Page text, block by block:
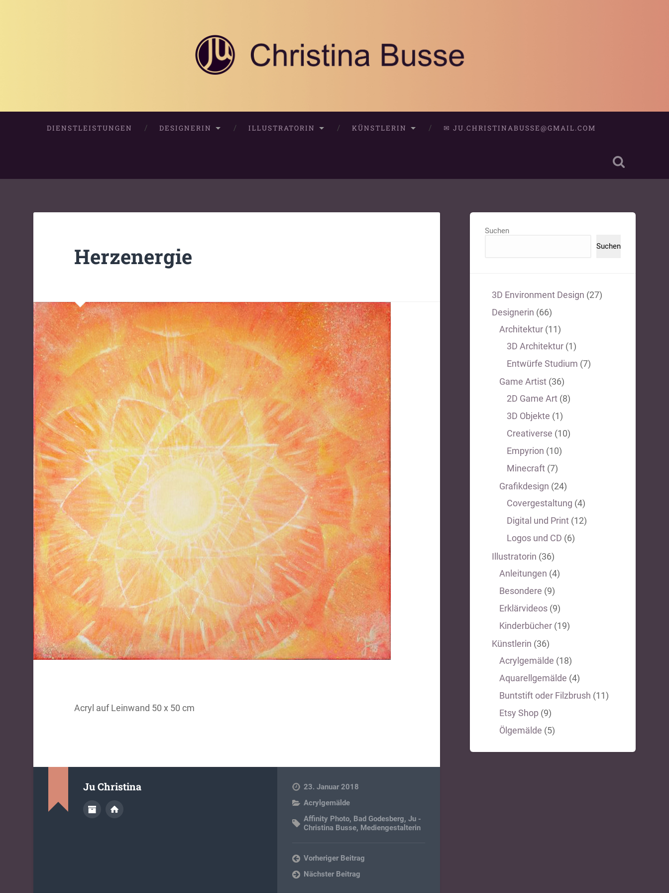
DIENSTLEISTUNGEN DESIGNERIN ILLUSTRATORIN KÜNSTLERIN ✉JU.CHRISTINABUSSE@GMAIL.COM
Herzenergie
Acryl auf Leinwand 50 x 50 cm
Ju Christina
23. Januar 2018
Acrylgemälde
Affinity Photo, Bad Godesberg,Ju -
Christina Busse, Mediengestalterin
Vorheriger Beitrag
Nächster Beitrag
Suchen
Suchen
3D Environment Design (27)
Designerin (66)
Architektur (11)
3D Architektur (1)
Entwürfe Studium (7)
Game Artist (36)
2D Game Art (8)
3D Objekte (1)
Creativerse (10)
Empyrion (10)
Minecraft (7)
Grafikdesign (24)
Covergestaltung (4)
Digital und Print (12)
Logos und CD (6)
Illustratorin (36)
Anleitungen (4)
Besondere (9)
Erklärvideos (9)
Kinderbücher (19)
Künstlerin (36)
Acrylgemälde (18)
Aquarellgemälde (4)
Buntstift oder Filzbrush (11)
Etsy Shop (9)
Ölgemälde (5)